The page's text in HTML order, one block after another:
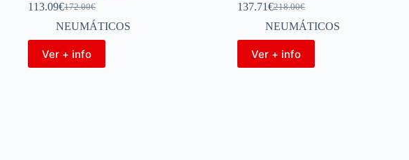
172.00€
113.09€
NEUMÁTICOS
Ver + info
218.00€
137.71€
NEUMÁTICOS
Ver + info